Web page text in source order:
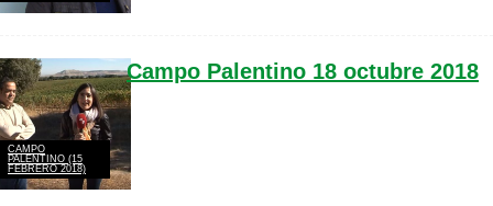
CAMPO
PALENTINO (15
FEBRERO 2018)
Campo Palentino 18 octubre 2018